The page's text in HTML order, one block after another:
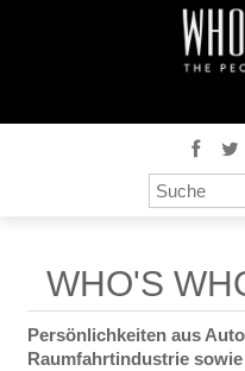
WHO'S
Persönlichkeiten aus
Raumfahrtindustrie